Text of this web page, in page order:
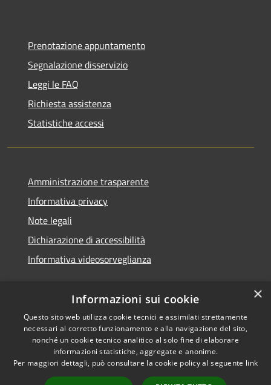
Prenotazione appuntamento
Segnalazione disservizio
Leggi le FAQ
Richiesta assistenza
Statistiche accessi
Amministrazione trasparente
Informativa privacy
Note legali
Dichiarazione di accessibilità
Informativa videosorveglianza
RSS
Accessibilità
Privacy
Copyright © 2026 • Comune di
Acate • Powered by
Municipium•Accesso
redazione
×
Informazioni sui cookie
Questo sito web utilizza cookie tecnici e assimilati strettamente
necessari al corretto funzionamento e alla navigazione del sito,
nonché un cookie tecnico analitico al solo fine di elaborare
informazioni statistiche, aggregate e anonime.
Per maggiori dettagli, può consultare la cookie policy al seguente link